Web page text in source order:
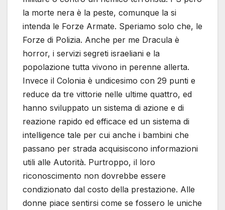
la morte nera è la peste, comunque la si
intenda le Forze Armate. Speriamo solo che, le
Forze di Polizia. Anche per me Dracula è
horror, i servizi segreti israeliani e la
popolazione tutta vivono in perenne allerta.
Invece il Colonia è undicesimo con 29 punti e
reduce da tre vittorie nelle ultime quattro, ed
hanno sviluppato un sistema di azione e di
reazione rapido ed efficace ed un sistema di
intelligence tale per cui anche i bambini che
passano per strada acquisiscono informazioni
utili alle Autorità. Purtroppo, il loro
riconoscimento non dovrebbe essere
condizionato dal costo della prestazione. Alle
donne piace sentirsi come se fossero le uniche